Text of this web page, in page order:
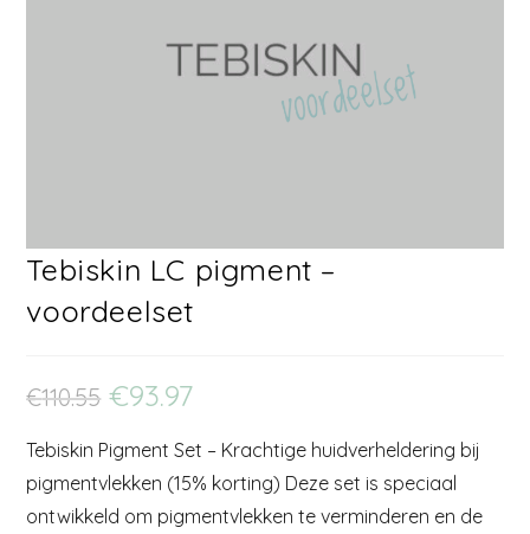
Tebiskin LC pigment –
voordeelset
€110.55 €93.97
Tebiskin Pigment Set – Krachtige huidverheldering bij
pigmentvlekken (15% korting) Deze set is speciaal
ontwikkeld om pigmentvlekken te verminderen en de